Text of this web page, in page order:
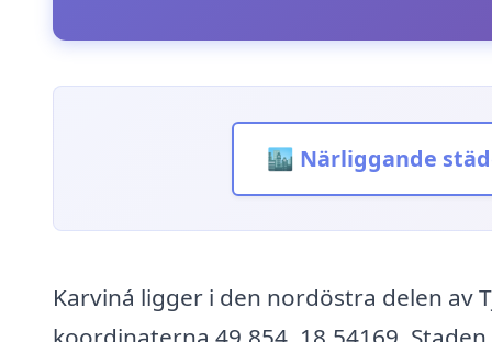
🏙️ Närliggande
Karviná ligger i den nordöstra delen av